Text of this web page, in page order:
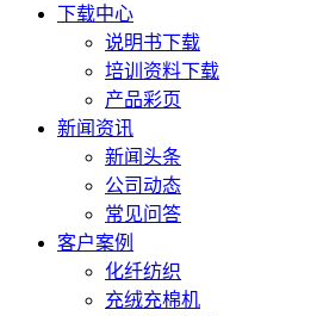
下载中心
说明书下载
培训资料下载
产品彩页
新闻资讯
新闻头条
公司动态
常见问答
客户案例
化纤纺织
充绒充棉机